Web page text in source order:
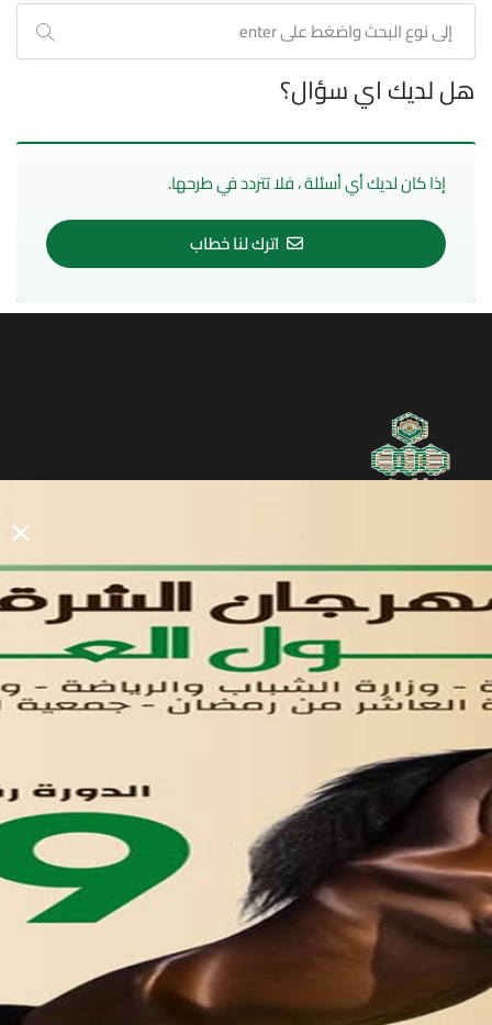
هل لديك اي سؤال؟
إذا كان لديك أي أسئلة ، فلا تتردد في طرحها.
اترك لنا خطاب
في مدينة العاشر من رمضان القوائم
لوحه التحكم
اتصل بنا
تواصل معنا
مدينة العاشر من رمضان
01221020029
055-4494429
055-4494406
info.triaeg@yahoo.com